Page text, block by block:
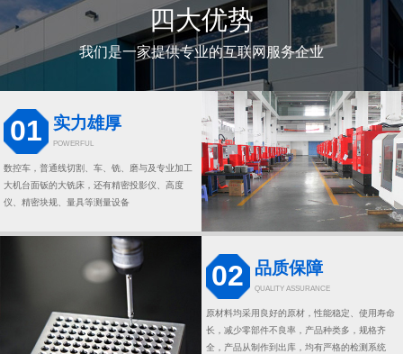
四大优势
我们是一家提供专业的互联网服务企业
01 实力雄厚
POWERFUL
数控车，普通线切割、车、铣、磨与及专业加工
大机台面钣的大铣床，还有精密投影仪、高度
仪、精密块规、量具等测量设备
02 品质保障
QUALITY ASSURANCE
原材料均采用良好的原材，性能稳定、使用寿命
长，减少零部件不良率，产品种类多，规格齐
全，产品从制作到出库，均有严格的检测系统